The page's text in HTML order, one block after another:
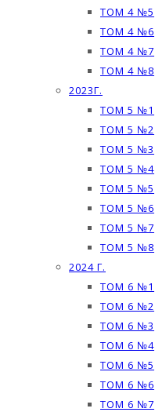
ТОМ 4 №5
ТОМ 4 №6
ТОМ 4 №7
ТОМ 4 №8
2023Г.
ТОМ 5 №1
ТОМ 5 №2
ТОМ 5 №3
ТОМ 5 №4
ТОМ 5 №5
ТОМ 5 №6
ТОМ 5 №7
ТОМ 5 №8
2024 Г.
ТОМ 6 №1
ТОМ 6 №2
ТОМ 6 №3
ТОМ 6 №4
ТОМ 6 №5
ТОМ 6 №6
ТОМ 6 №7